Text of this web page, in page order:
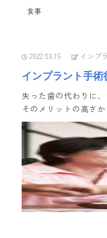
食事
2022.03.15 インプ
インプラント手
失った歯の代わりに
そのメリットの高さ